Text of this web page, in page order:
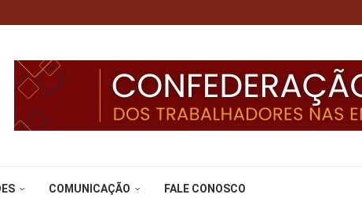
COMUNICAÇÃO FALE CONOSCO